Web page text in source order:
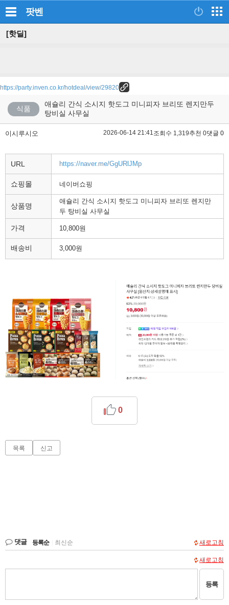
팟벤
[핫딜]
https://party.inven.co.kr/hotdeal/view/29820
식품
애슐리 간식 소시지 핫도그 미니피자 브리또 렌지만두
탕비실 사무실
이시루시오 2026-06-14 21:41조회수 1,319추천 0댓글 0
URL https://naver.me/GgURlJMp
쇼핑몰 네이버쇼핑
상품명
애슐리 간식 소시지 핫도그 미니피자 브리또 렌지만
두 탕비실 사무실
가격 10,800원
배송비 3,000원
0
목록 신고
댓글 등록순 최신순 새로고침
새로고침
등록